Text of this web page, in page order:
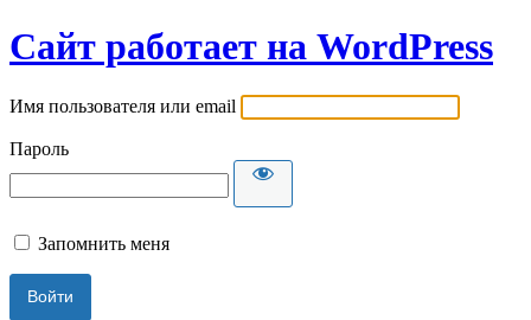
Сайт работает на WordPress
Имя пользователя или email
Пароль
Запомнить меня